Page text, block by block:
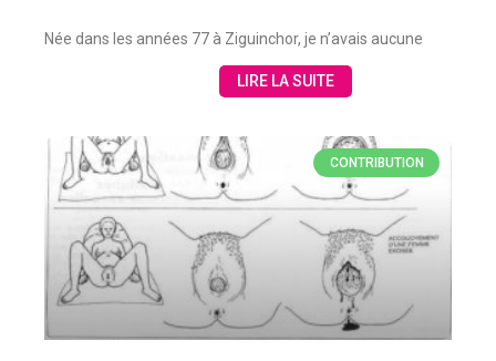
Née dans les années 77 à Ziguinchor, je n’avais aucune
LIRE LA SUITE
CONTRIBUTION